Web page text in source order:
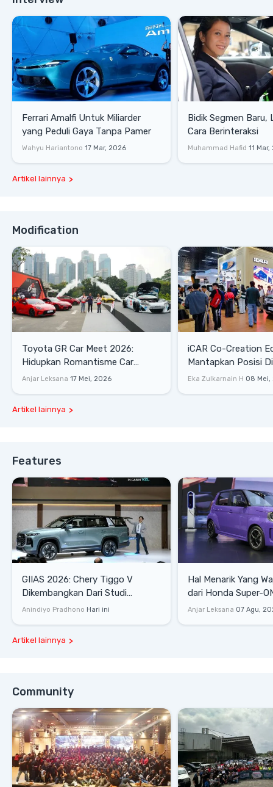
Ferrari Amalfi Untuk Miliarder
yang Peduli Gaya Tanpa Pamer
Wahyu Hariantono 17 Mar, 2026
Bidik Segmen Baru,
Cara Berinteraksi
Muhammad Hafid 11
Artikel lainnya
Modification
Toyota GR Car Meet 2026:
Hidupkan Romantisme Car
Culture Era 90-an
Anjar Leksana 17 Mei, 2026
iCAR Co-Creation
Mantapkan Posisi
Gaya Hidup
Eka Zulkarnain H 08 Mei,
Artikel lainnya
Features
GIIAS 2026: Chery Tiggo V
Dikembangkan Dari Studi
Komprehensif di Indonesia
Anindiyo Pradhono Hari ini
Hal Menarik Yang
dari Honda Super-ONE
Harga
Anjar Leksana 07 Agu,
Artikel lainnya
Community